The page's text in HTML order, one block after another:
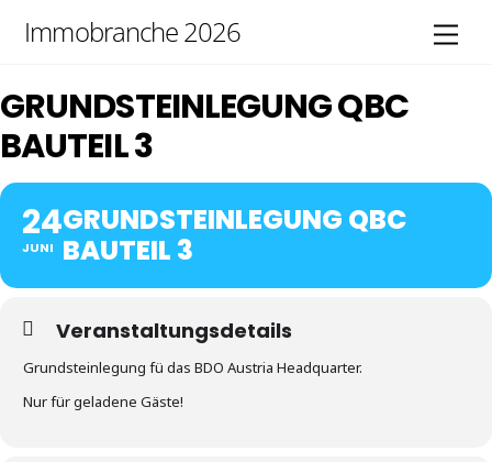
Immobranche 2026
GRUNDSTEINLEGUNG QBC
BAUTEIL 3
24
JUNI
GRUNDSTEINLEGUNG QBC
BAUTEIL 3
Veranstaltungsdetails
Grundsteinlegung fü das BDO Austria Headquarter.
Nur für geladene Gäste!